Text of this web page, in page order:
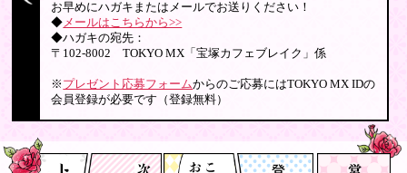
お早めにハガキまたはメールでお送りください！
◆メールはこちらから>>
◆ハガキの宛先：
〒102-8002 TOKYO MX「宝塚カフェブレイク」係
※ プレゼント応募フォームからのご応募にはTOKYO MX IDの
会員登録が必要です（登録無料）